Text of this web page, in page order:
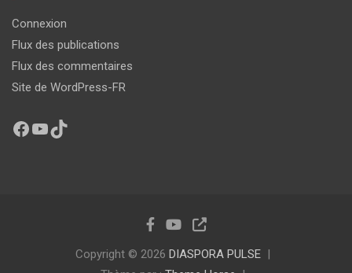
Connexion
Flux des publications
Flux des commentaires
Site de WordPress-FR
Copyright © 2026 DIASPORA PULSE